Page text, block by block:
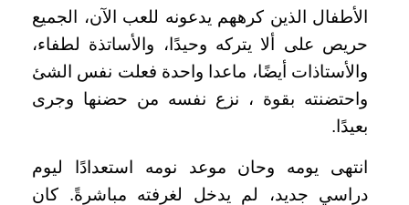
الأطفال الذين كرههم يدعونه للعب الآن، الجميع
حريص على ألا يتركه وحيدًا، والأساتذة لطفاء،
والأستاذات أيضًا، ماعدا واحدة فعلت نفس الشئ
واحتضنته بقوة ، نزع نفسه من حضنها وجرى
بعيدًا.
انتهى يومه وحان موعد نومه استعدادًا ليوم
دراسي جديد، لم يدخل لغرفته مباشرةً. كان